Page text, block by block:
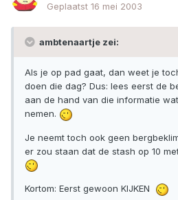
Geplaatst 16 mei 2003
ambtenaartje zei:
Als je op pad gaat, dan weet je
doen die dag? Dus: lees eerst de
aan de hand van die informatie
nemen.
Je neemt toch ook geen
er zou staan dat de stash op 10
Kortom: Eerst gewoon KIJKEN